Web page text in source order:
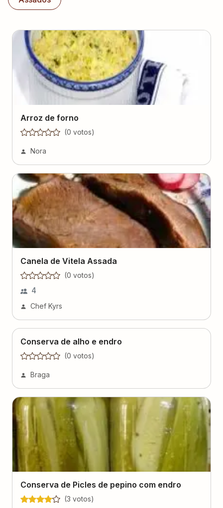
Arroz de forno
(0 votos)
Nora
Canela de Vitela Assada
(0 votos)
4
Chef Kyrs
Conserva de alho e endro
(0 votos)
Braga
Conserva de Picles de pepino com endro
(3 votos)